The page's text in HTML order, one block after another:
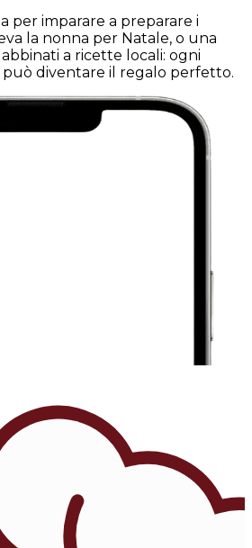
per imparare a preparare i
la nonna per Natale, o una
a ricette locali: ogni
può diventare il regalo perfetto.